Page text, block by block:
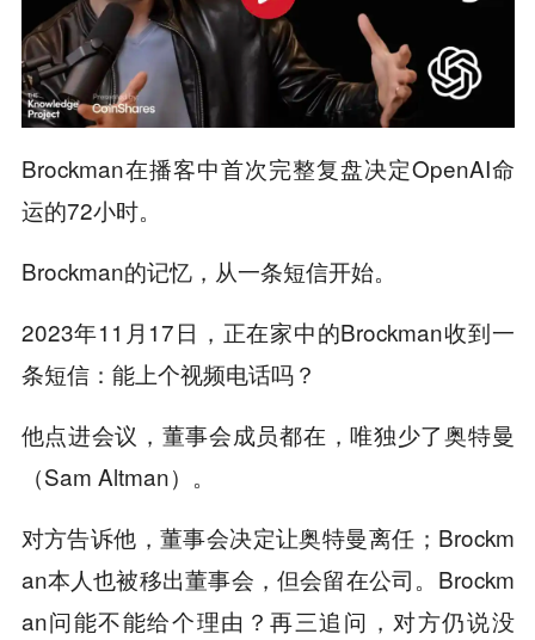
Brockman在播客中首次完整复盘决定OpenAI命
运的72小时。
Brockman的记忆，从一条短信开始。
2023年11月17日，正在家中的Brockman收到一
条短信：能上个视频电话吗？
他点进会议，董事会成员都在，唯独少了奥特曼
（Sam Altman）。
对方告诉他，董事会决定让奥特曼离任；Brockm
an本人也被移出董事会，但会留在公司。Brockm
an问能不能给个理由？再三追问，对方仍说没